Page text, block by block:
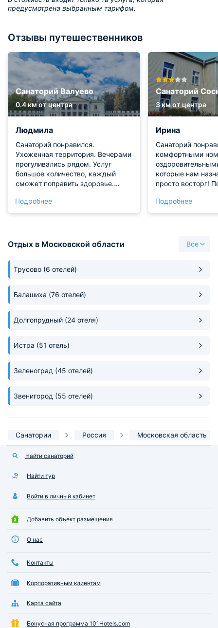
предусмотрена выбранным тарифом.
Отзывы путешественников
Санаторий Валуево
0.4 км от центра
Людмила
Санаторий понравился.
Ухоженная территория. Вечерами
прогуливались рядом. Услуг
большое количество, каждый
сможет поправить здоровье.
вкусное. Получили удовольствие
от проживания здесь.
Подробнее
Санаторий
3 км от центра
Ирина
Санаторий
комфортными
которые нам
просто восторг!
собственный
бильярд. Отдых
Подробнее
Отдых в Московской области Все
Трусово (6 отелей)
Балашиха (76 отелей)
Долгопрудный (24 отеля)
Истра (51 отель)
Зеленоград (45 отелей)
Звенигород (55 отелей)
Санатории Россия Московская область
Найти санаторий
Найти тур
Войти в личный кабинет
Добавить объект размещения
О нас
Контакты
Корпоративным клиентам
Карта сайта
Бонусная программа 101Hotels.com